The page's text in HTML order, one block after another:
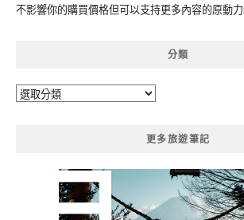
不影響你的購買價格但可以支持更多內容的原動
分類
分
更多旅遊筆記